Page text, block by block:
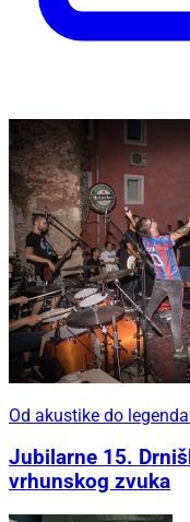
Od akustike do
Jubilarne 15.
vrhunskog zvuka